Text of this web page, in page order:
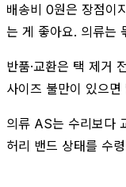
배송비 0원은 장점이
는 게 좋아요. 의류는
반품·교환은 택 제거
사이즈 불만이 있으
의류 AS는 수리보다
허리 밴드 상태를 수